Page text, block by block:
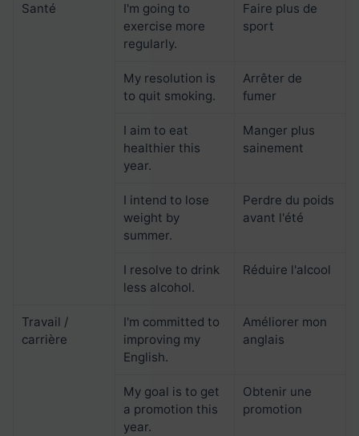
Santé
I'm going to
exercise more
regularly.
Faire plus de
sport
My resolution is
to quit smoking.
Arrêter de
fumer
I aim to eat
healthier this
year.
Manger plus
sainement
I intend to lose
weight by
summer.
Perdre du poids
avant l'été
I resolve to drink
less alcohol.
Réduire l'alcool
Travail /
carrière
I'm committed to
improving my
English.
Améliorer mon
anglais
My goal is to get
a promotion this
year.
Obtenir une
promotion